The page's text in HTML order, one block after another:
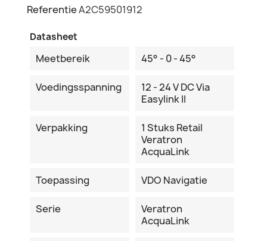
ReferentieA2C59501912
Datasheet
Meetbereik 45° - 0 - 45°
Voedingsspanning
12 - 24 V DC Via
Easylink II
Verpakking
1 Stuks Retail
Veratron
AcquaLink
Toepassing VDO Navigatie
Serie
Veratron
AcquaLink